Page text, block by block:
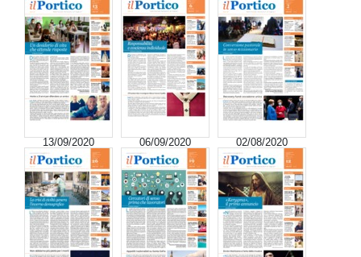
13/09/2020 06/09/2020 02/08/2020